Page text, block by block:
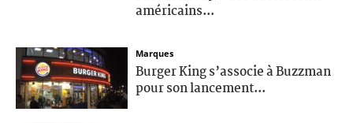
américains...
Marques
Burger King s’associe à Buzzman
pour son lancement...